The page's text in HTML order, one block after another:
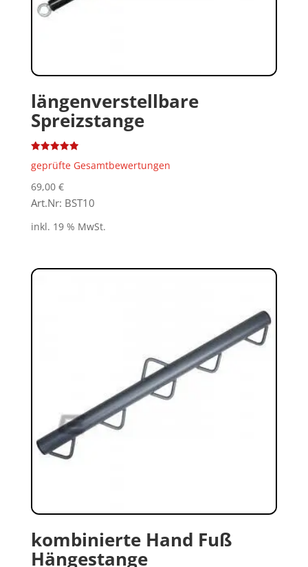
längenverstellbare
Spreizstange
mit
von 5
geprüfte Gesamtbewertungen
69,00 €
Art.Nr: BST10
inkl. 19 % MwSt.
kombinierte Hand Fuß
Hängestange